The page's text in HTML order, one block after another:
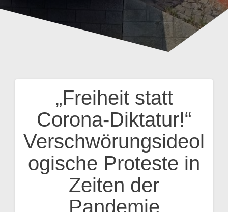
„Freiheit statt
Corona-Diktatur!“
Verschwörungsideol
ogische Proteste in
Zeiten der
Pandemie
Beitragsnavigation